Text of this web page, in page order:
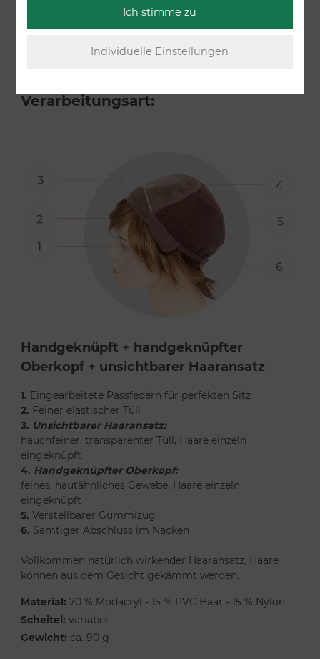
Verarbeitungsart:
Handgeknüpft + handgeknüpfter
Oberkopf + unsichtbarer Haaransatz
1. Eingearbeitete Passfedern für perfekten Sitz
2. Feiner elastischer Tüll
3. Unsichtbarer Haaransatz:
hauchfeiner, transparenter Tüll, Haare einzeln
eingeknüpft
4. Handgeknüpfter Oberkopf:
feines, hautähnliches Gewebe, Haare einzeln
eingeknüpft
5. Verstellbarer Gummizug
6. Samtiger Abschluss im Nacken
Vollkommen natürlich wirkender Haaransatz, Haare
können aus dem Gesicht gekämmt werden.
Material: 70 % Modacryl - 15 % PVC Haar - 15 % Nylon
Scheitel: variabel
Gewicht: ca. 90 g
Ich stimme zu